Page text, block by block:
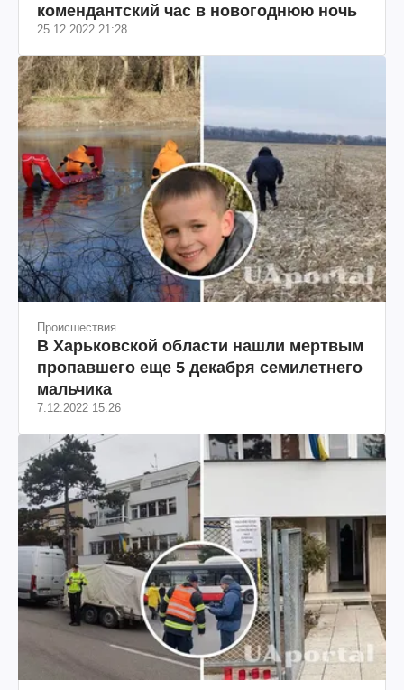
комендантский час в новогоднюю ночь
25.12.2022 21:28
Происшествия
В Харьковской области нашли мертвым
пропавшего еще 5 декабря семилетнего
мальчика
7.12.2022 15:26